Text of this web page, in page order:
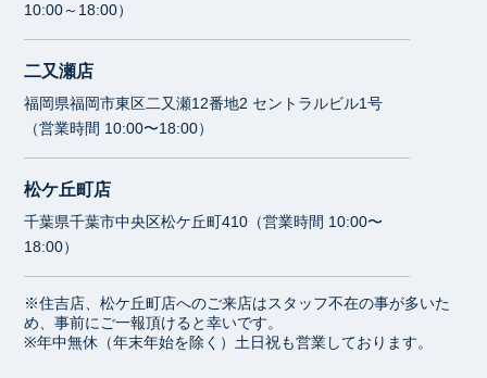
10:00～18:00）
二又瀬店
福岡県福岡市東区二又瀬12番地2 セントラルビル1号
（営業時間 10:00〜18:00）
松ケ丘町店
千葉県千葉市中央区松ケ丘町410（営業時間 10:00〜
18:00）
※住吉店、松ケ丘町店へのご来店はスタッフ不在の事が多いた
め、事前にご一報頂けると幸いです。
※年中無休（年末年始を除く）土日祝も営業しております。